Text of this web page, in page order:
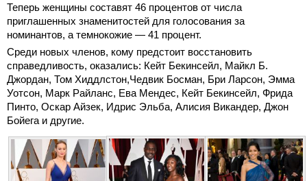
Теперь женщины составят 46 процентов от числа
приглашенных знаменитостей для голосования за
номинантов, а темнокожие — 41 процент.
Среди новых членов, кому предстоит восстановить
справедливость, оказались: Кейт Бекинсейл, Майкл Б.
Джордан, Том Хиддлстон,Чедвик Босман, Бри Ларсон, Эмма
Уотсон, Марк Райланс, Ева Мендес, Кейт Бекинсейл, Фрида
Пинто, Оскар Айзек, Идрис Эльба, Алисия Викандер, Джон
Бойега и другие.